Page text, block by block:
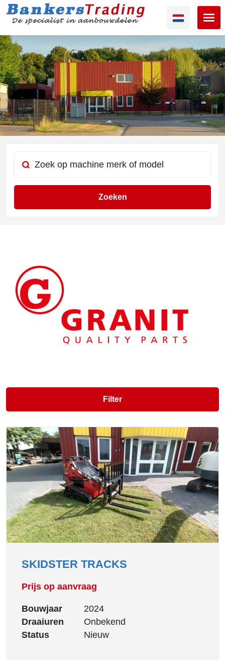
Filter
SKIDSTER TRACKS
Prijs op aanvraag
Bouwjaar
2024
Draaiuren
Onbekend
Status
Nieuw